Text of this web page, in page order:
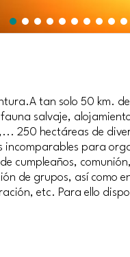
tan solo 50 km.
salvaje,
250 hectáreas de
para
de grupos, así
etc. Para ello